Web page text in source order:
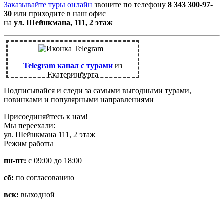
Заказывайте туры онлайн звоните по телефону 8 343 300-97-
30 или приходите в наш офис
на ул. Шейнкмана, 111, 2 этаж
Telegram канал с турами из
Екатеринбурга
Подписывайся и следи за самыми выгодными турами,
новинками и популярными направлениями
Присоединяйтесь к нам!
Мы переехали:
ул. Шейнкмана 111, 2 этаж
Режим работы
пн-пт: с 09:00 до 18:00
сб: по согласованию
вск: выходной